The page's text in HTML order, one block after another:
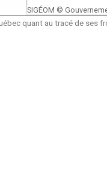
SIGÉOM ©
quant au tracé de ses